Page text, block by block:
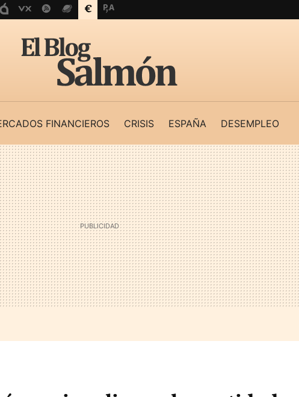
FINANCIEROS CRISIS ESPAÑA DESEMPLEO